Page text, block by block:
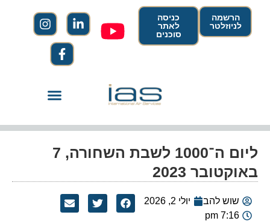
הרשמה
לניוזלטר
כניסה
לאתר
סוכנים
ליום ה־1000 לשבת השחורה, 7
באוקטובר 2023
שוש להב
יולי 2, 2026
7:16 pm